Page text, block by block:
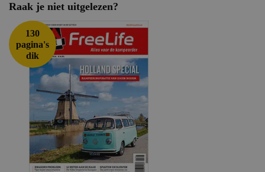
Raak je niet uitgelezen?
130
pagina's
dik